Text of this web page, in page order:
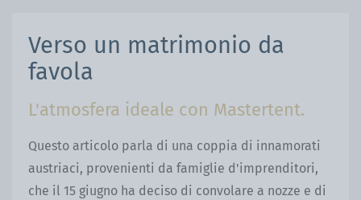
Verso un matrimonio da
favola
L'atmosfera ideale con Mastertent.
Questo articolo parla di una coppia di innamorati
austriaci, provenienti da famiglie d'imprenditori,
che il 15 giugno ha deciso di convolare a nozze e di